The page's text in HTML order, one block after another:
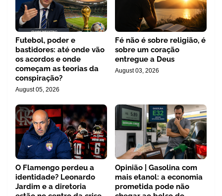
Futebol, poder e
bastidores: até onde vão
os acordos e onde
começam as teorias da
conspiração?
August 05, 2026
Fé não é sobre religião, é
sobre um coração
entregue a Deus
August 03, 2026
O Flamengo perdeu a
identidade? Leonardo
Jardim e a diretoria
Opinião | Gasolina com
mais etanol: a economia
prometida pode não